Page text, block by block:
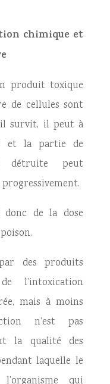
chimique et
produit toxique
de cellules sont
survit, il peut à
et la partie de
détruite peut
de la dose
des produits
l’intoxication
mais à moins
n’est pas
la qualité des
laquelle le
qui